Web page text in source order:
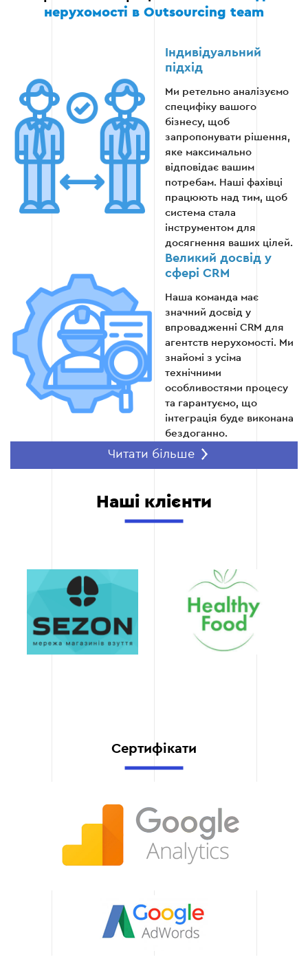
Етап 5
Етап 6 — Навчання персоналу та
підтримка
Ми проводимо тренінги для співробітників
агентства, щоб вони могли максимально
ефективно використовувати всі можливості
нової CRM-системи. Після впровадження
Проведення навчальних сесій для команди.
Підготовка інструкцій та посібників.
Постійна технічна підтримка та
консультації.
Етап 6
нерухомості в Outsourcing team
Індивідуальний
підхід
Ми ретельно аналізуємо
специфіку вашого
бізнесу, щоб
запропонувати рішення,
яке максимально
відповідає вашим
потребам. Наші фахівці
працюють над тим, щоб
система стала
інструментом для
досягнення ваших цілей.
Великий досвід у
сфері CRM
Наша команда має
значний досвід у
впровадженні CRM для
агентств нерухомості. Ми
знайомі з усіма
технічними
особливостями процесу
та гарантуємо, що
інтеграція буде виконана
бездоганно.
Комплексні рішення
Ми забезпечуємо повний
потреб і вибору CRM до її
налаштування,
роботи продукт без
зайвих турбот.
Швидке
впровадження
Ми цінуємо ваш час, тому
якість навіть у стислі
строки.
Після впровадження CRM
ми навчаємо ваших
співробітників
завжди готова допомогти
у разі виникнення будь-
Читати більше
Наші клієнти
Сертифікати